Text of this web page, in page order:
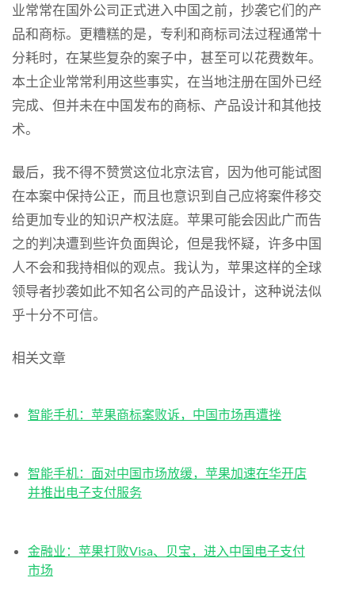
业常常在国外公司正式进入中国之前，抄袭它们的产
品和商标。更糟糕的是，专利和商标司法过程通常十
分耗时，在某些复杂的案子中，甚至可以花费数年。
本土企业常常利用这些事实，在当地注册在国外已经
完成、但并未在中国发布的商标、产品设计和其他技
术。
最后，我不得不赞赏这位北京法官，因为他可能试图
在本案中保持公正，而且也意识到自己应将案件移交
给更加专业的知识产权法庭。苹果可能会因此广而告
之的判决遭到些许负面舆论，但是我怀疑，许多中国
人不会和我持相似的观点。我认为，苹果这样的全球
领导者抄袭如此不知名公司的产品设计，这种说法似
乎十分不可信。
相关文章
智能手机：苹果商标案败诉，中国市场再遭挫
智能手机：面对中国市场放缓，苹果加速在华开店
并推出电子支付服务
金融业：苹果打败Visa、贝宝，进入中国电子支付
市场